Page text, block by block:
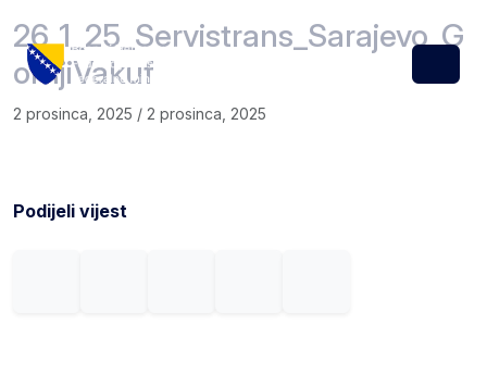
Menu
26_1_25_Servistrans_Sarajevo_G
ornjiVakuf
2 prosinca, 2025 / 2 prosinca, 2025
Podijeli vijest